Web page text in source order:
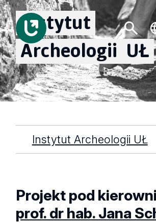
Instytut
Archeologii UŁ
Instytut Archeologii UŁ
Projekt pod
prof. dr hab. Jana